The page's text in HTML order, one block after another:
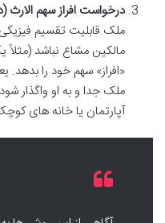
درخواست افراز سهم
ملک قابلیت تقسیم
مالکین مشاع نباشد
«افراز» سهم خود را بدهد.
ملک جدا و به او واگذار
آپارتمان یا خانه های